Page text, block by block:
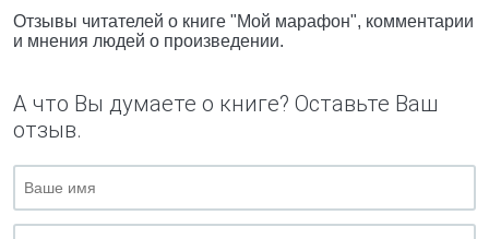
Отзывы читателей о книге "Мой марафон", комментарии
и мнения людей о произведении.
А что Вы думаете о книге? Оставьте Ваш
отзыв.